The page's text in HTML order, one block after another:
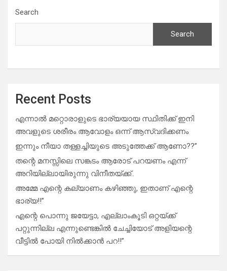
Search
Search
Recent Posts
എന്നാൽ മറ്റൊരാളുടെ ഭാര്യയായ സ്ഥിതിക്ക് ഇനി
അവളുടെ ശരീരം ആവോളം ഒന്ന് ആസ്വദിക്കണം
ഇന്നും നീയാ തള്ളച്ചിയുടെ അടുത്തേക്ക് ആണോ??”
തന്റെ മനസ്സിലെ സങ്കടം ആരോട് പറയണം എന്ന്
അറിയില്ലായിരുന്നു വിനീതയ്ക്ക്..
അമ്മേ എന്റെ കല്യാണം കഴിഞ്ഞു, ഇതാണ് എന്റെ
ഭാര്യ!!”
എന്റെ പൊന്നു ജയേട്ടാ, എല്ലാംകൂടി ഒറ്റയ്ക്ക്
പറ്റുന്നില്ല എന്നുണ്ടെങ്കിൽ ചേച്ചിയോട് അളിയന്റെ
വീട്ടിൽ പോയി നിൽക്കാൻ പറ!!”